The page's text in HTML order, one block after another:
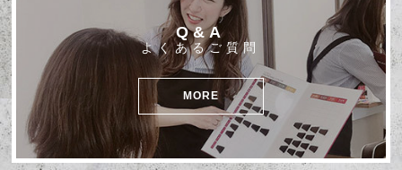
Q&A
よくあるご質問
MORE